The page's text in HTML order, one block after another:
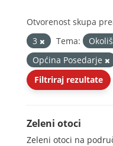
Otvorenost skupa
3
Tema: Okoliš
Općina Posedarje
Filtriraj rezultate
Zeleni otoci
Zeleni otoci na